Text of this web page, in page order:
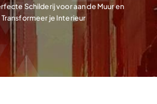
Schilderij voor aan de Muur en
Transformeer je Interieur